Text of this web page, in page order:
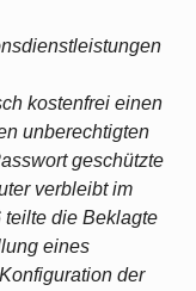
kostenfrei einen
unberechtigten
geschützte
verbleibt im
teilte die Beklagte
eines
der